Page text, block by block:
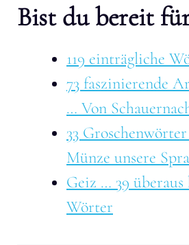
Bist du bereit
119 einträgliche
73 faszinierende
… Von
33
Münze unsere
Geiz … 39 überaus
Wörter